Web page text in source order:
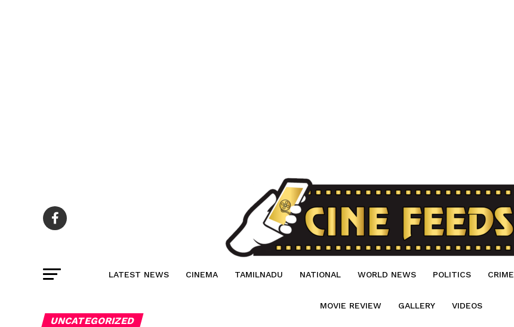
LATEST NEWS CINEMA TAMILNADU NATIONAL WORLD NEWS POLITICS CRIME
MOVIE REVIEW GALLERY VIDEOS
UNCATEGORIZED